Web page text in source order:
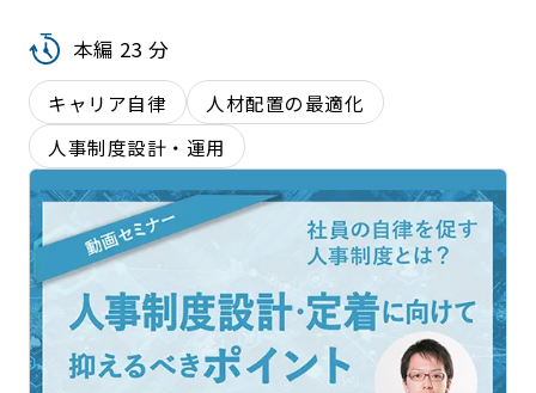
本編 23 分
キャリア自律
人材配置の最適化
人事制度設計・運用